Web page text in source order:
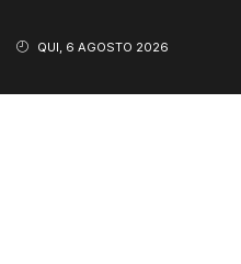
QUI, 6 AGOSTO 2026